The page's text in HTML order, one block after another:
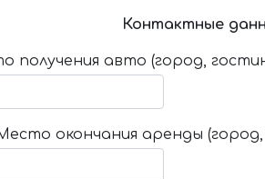
Контактные
получения авто (город,
окончания аренды